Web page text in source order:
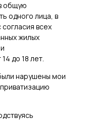
общую
одного лица, в
всех
жилых
до 18 лет.
нарушены мои